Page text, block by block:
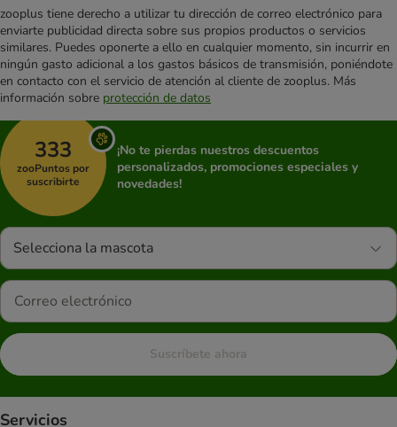
zooplus tiene derecho a utilizar tu dirección de correo electrónico para
enviarte publicidad directa sobre sus propios productos o servicios
similares. Puedes oponerte a ello en cualquier momento, sin incurrir en
ningún gasto adicional a los gastos básicos de transmisión, poniéndote
en contacto con el servicio de atención al cliente de zooplus. Más
información sobre protección de datos
333
zooPuntos por
suscribirte
¡No te pierdas nuestros descuentos
personalizados, promociones especiales y
novedades!
Selecciona la mascota
Suscríbete ahora
Servicios